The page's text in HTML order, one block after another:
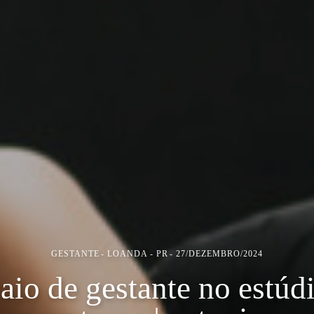
GESTANTE LOANDA - PR 27/DEZEMBRO/2024
de gestante no